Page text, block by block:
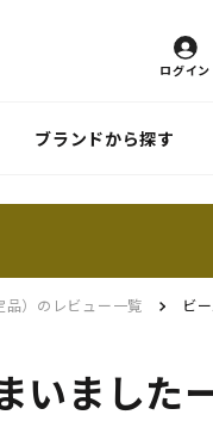
ログイン
ブランドから探す
）のレビュー一覧 ビ
いました